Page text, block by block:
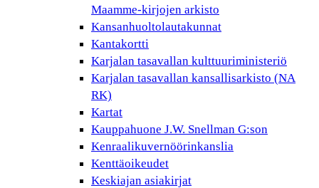
Maamme-kirjojen arkisto
Kansanhuoltolautakunnat
Kantakortti
Karjalan tasavallan kulttuuriministeriö
Karjalan tasavallan kansallisarkisto (NA
RK)
Kartat
Kauppahuone J.W. Snellman G:son
Kenraalikuvernöörinkanslia
Kenttäoikeudet
Keskiajan asiakirjat